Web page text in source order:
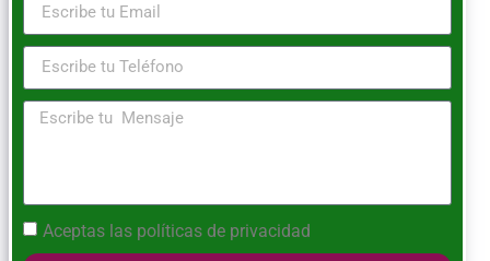
Aceptas las políticas de privacidad